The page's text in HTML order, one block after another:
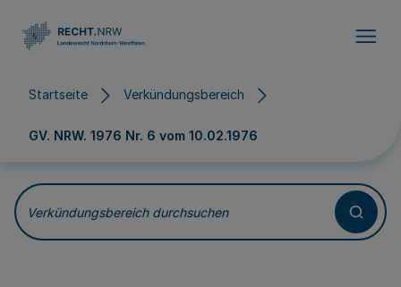
Startseite Verkündungsbereich
GV. NRW. 1976 Nr. 6 vom 10.02.1976
Verkündungsbereich durchsuchen